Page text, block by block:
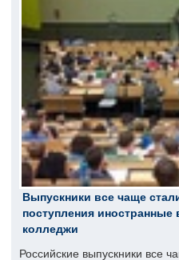
Выпускники все чаще
поступления
колледжи
Российские выпускники все